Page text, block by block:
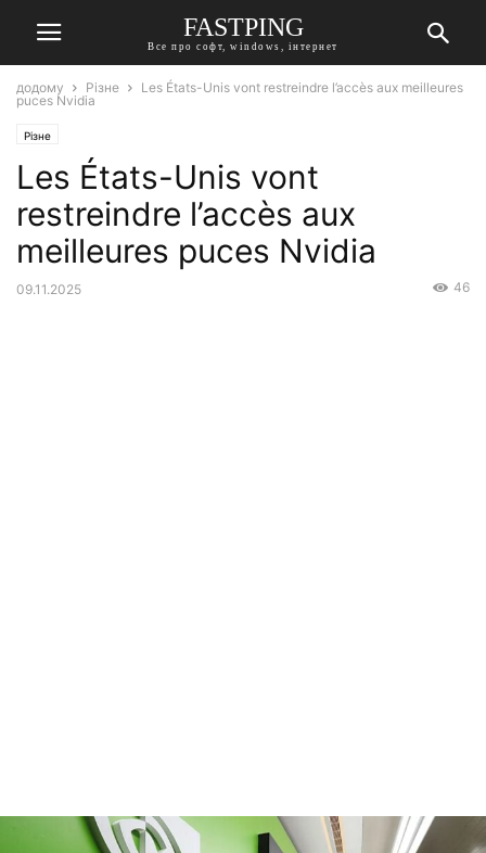
FASTPING
Все про софт, windows, інтернет
додому Різне
Les États-Unis vont restreindre l’accès aux meilleures
puces Nvidia
Різне
Les États-Unis vont
restreindre l’accès aux
meilleures puces Nvidia
09.11.2025 46